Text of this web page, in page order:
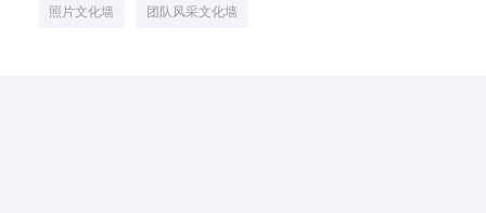
照片文化墙 团队风采文化墙